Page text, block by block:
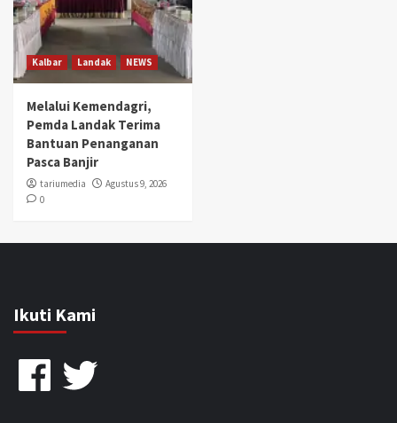
Kalbar Landak NEWS
Melalui Kemendagri,
Pemda Landak Terima
Bantuan Penanganan
Pasca Banjir
tariumedia
Agustus 9, 2026
0
Ikuti Kami
FacebookTwitter